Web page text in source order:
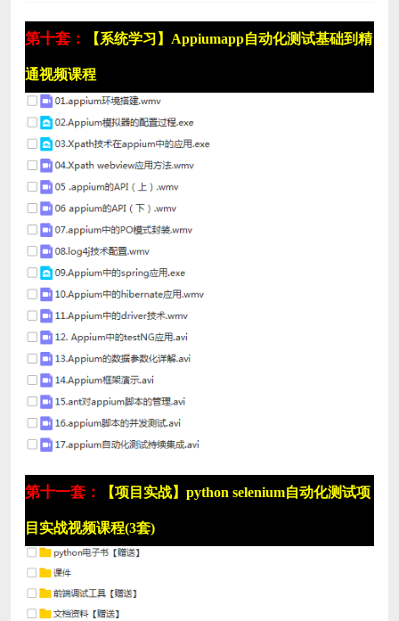
第十套： 【系统学习】Appiumapp自动化测试基础到精
通视频课程
第十一套： 【项目实战】python selenium自动化测试项
目实战视频课程(3套)